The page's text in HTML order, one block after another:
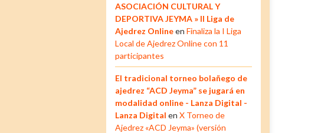
ASOCIACIÓN CULTURAL Y
DEPORTIVA JEYMA » II Liga de
Ajedrez Onlineen Finaliza la I Liga
Local de Ajedrez Online con 11
participantes
El tradicional torneo bolañego de
ajedrez “ACD Jeyma” se jugará en
modalidad online - Lanza Digital -
Lanza Digital en X Torneo de
Ajedrez «ACD Jeyma» (versión